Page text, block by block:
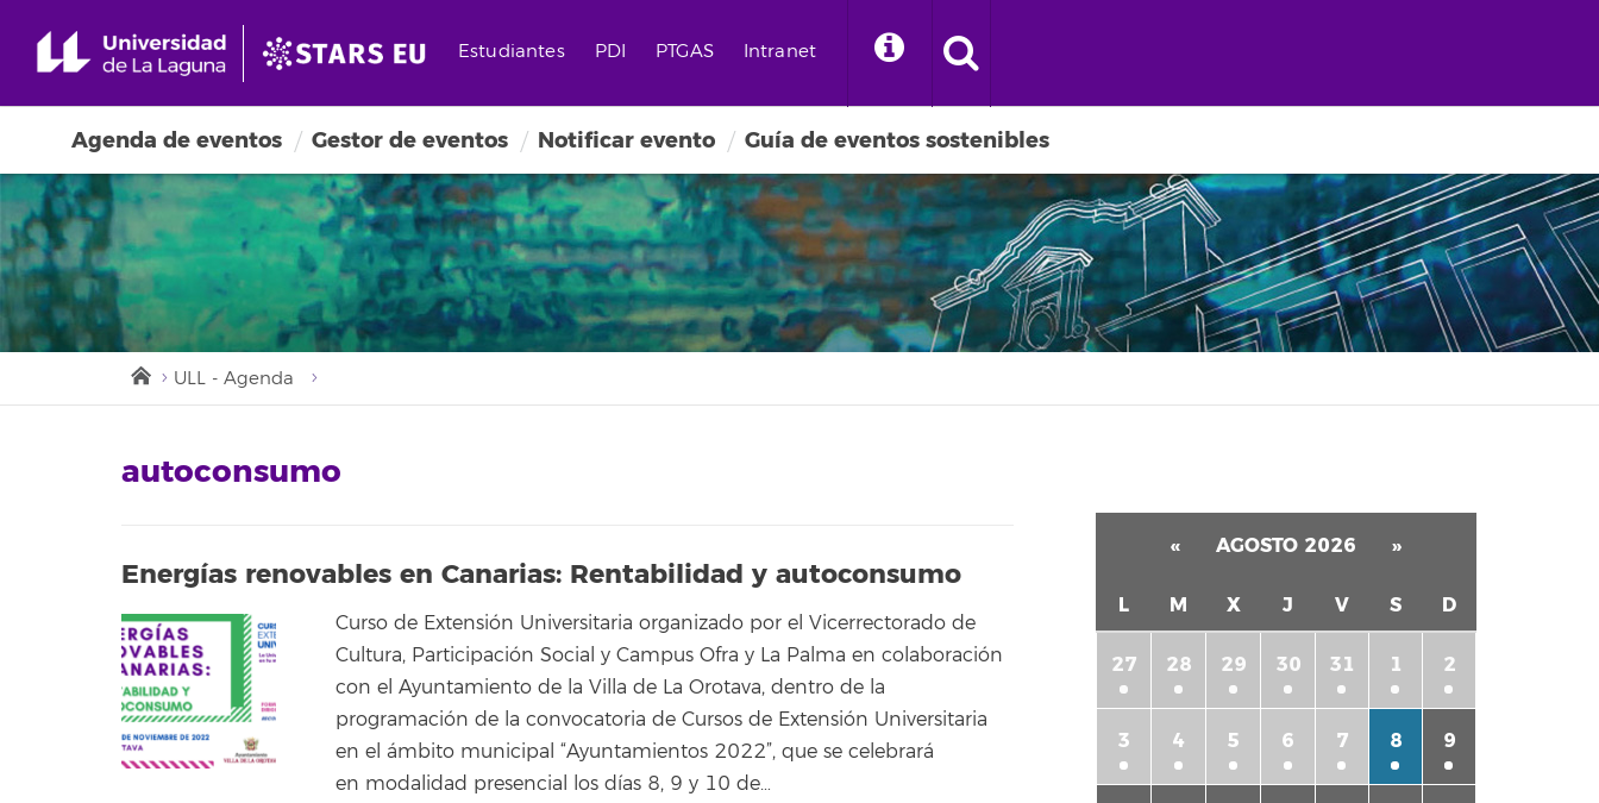
Estudiantes PDI PTGAS Intranet
Agenda de eventos Gestor de eventos Notificar evento Guía de eventos sostenibles
ULL - Agenda
autoconsumo
Energías renovables en Canarias: Rentabilidad y autoconsumo
Curso de Extensión Universitaria organizado por el Vicerrectorado de
Cultura, Participación Social y Campus Ofra y La Palma en colaboración
con el Ayuntamiento de la Villa de La Orotava, dentro de la
programación de la convocatoria de Cursos de Extensión Universitaria
en el ámbito municipal “Ayuntamientos 2022”, que se celebrará
en modalidad presencial los días 8, 9 y 10 de…
« AGOSTO 2026 »
L M X J V S D
27 28 29 30 31 1 2
3 4 5 6 7 8 9